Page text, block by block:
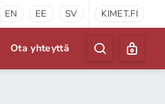
EN EE SV KIMET.FI
Ota yhteyttä